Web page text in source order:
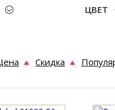
ЦВЕТ
Скидка